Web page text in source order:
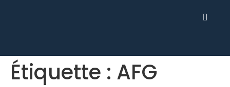
Étiquette : AFG